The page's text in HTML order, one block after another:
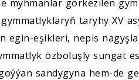
myhmanlar görkezilen
taryhy XV
egin-eşikleri, nepis
özboluşly sungat
sandygyna hem-de